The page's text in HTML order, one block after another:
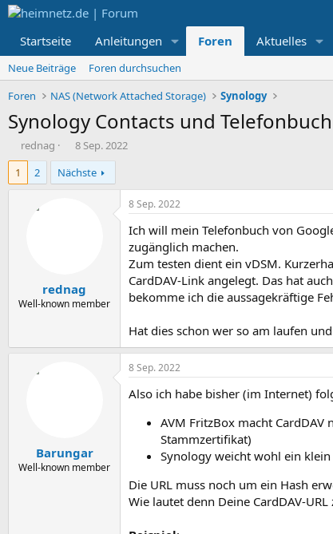
Startseite Anleitungen Foren Aktuelles
Neue Beiträge
Foren durchsuchen
Foren
NAS (Network Attached Storage) Synology
Synology Contacts und
E
r
t
rednag
E
r
s
t
8 Sep. 2022
1
2 Nächste
rednag
Well-known member
8 Sep. 2022
Ich will mein Telefonbuch von
zugänglich machen.
Zum testen dient ein vDSM.
CardDAV-Link angelegt. Das hat
bekomme ich die aussagekräftige
Hat dies schon wer so am laufen
Barungar
Well-known member
8 Sep. 2022
Also ich habe bisher (im Internet)
AVM FritzBox macht
Stammzertifikat)
Synology weicht wohl ein
Die URL muss noch um ein Hash
Wie lautet denn Deine CardDAV-URL